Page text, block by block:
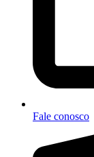
Fale conosco